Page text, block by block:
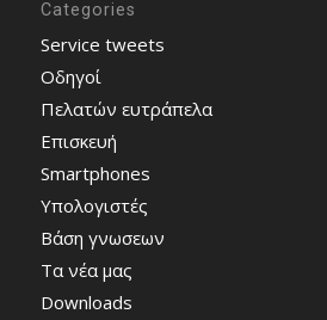
Categories
Service tweets
Οδηγοί
Πελατών ευτράπελα
Επισκευή
Smartphones
Υπολογιστές
Bάση γνωσεων
Τα νέα μας
Downloads